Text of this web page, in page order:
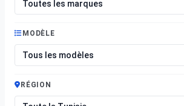
MODÈLE
RÉGION